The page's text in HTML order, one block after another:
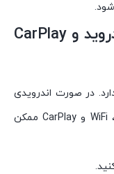
آیا این مانیتور از امکانات اندروید و CarPlay
در صورت اندرویدی
بودن دستگاه، امکاناتی مانند GPS، بلوتوث، WiFi و CarPlay ممکن